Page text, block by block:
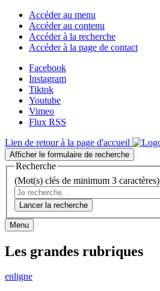
Accéder au menu
Accéder au contenu
Accéder à la recherche
Accéder à la page de contact
Facebook
Instagram
Tiktok
Youtube
Vimeo
Flux RSS
Lien de retour à la page d'accueil
Afficher le formulaire de recherche
Recherche
(Mot(s) clés de minimum 3 caractères)
Lancer la recherche
Menu
Les grandes rubriques
enligne